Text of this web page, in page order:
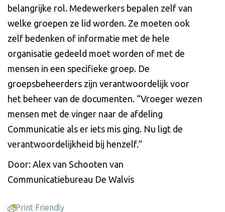
belangrijke rol. Medewerkers bepalen zelf van
welke groepen ze lid worden. Ze moeten ook
zelf bedenken of informatie met de hele
organisatie gedeeld moet worden of met de
mensen in een specifieke groep. De
groepsbeheerders zijn verantwoordelijk voor
het beheer van de documenten. “Vroeger wezen
mensen met de vinger naar de afdeling
Communicatie als er iets mis ging. Nu ligt de
verantwoordelijkheid bij henzelf.”
Door: Alex van Schooten van
Communicatiebureau De Walvis
Print Friendly